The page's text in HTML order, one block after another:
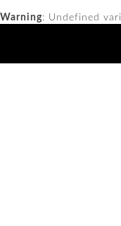
Warning: Undefined